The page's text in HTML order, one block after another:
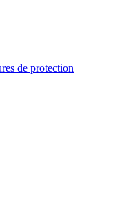
de protection